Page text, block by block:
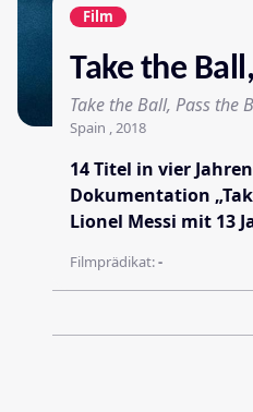
Film
Take the
Take the Ball, Pass the
Spain , 2018
14 Titel in vier
Dokumentation
Lionel Messi mit 13
Filmprädikat:-